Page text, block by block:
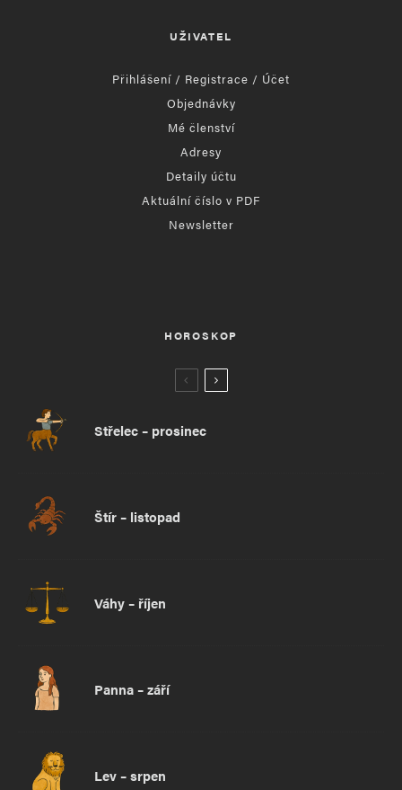
UŽIVATEL
Přihlášení / Registrace / Účet
Objednávky
Mé členství
Adresy
Detaily účtu
Aktuální číslo v PDF
Newsletter
HOROSKOP
Střelec – prosinec
Štír – listopad
Váhy – říjen
Panna – září
Lev – srpen